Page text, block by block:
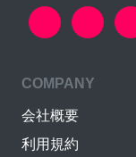
COMPANY
会社概要
利用規約